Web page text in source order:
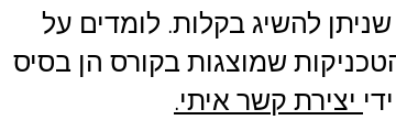
להשיג בקלות. לומדים על
שמוצגות בקורס הן בסיס
יצירת קשר איתי.